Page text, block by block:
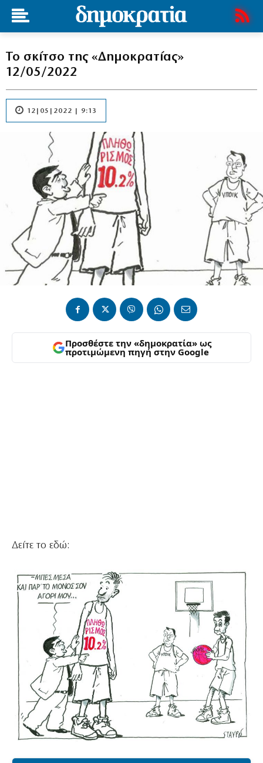
Το σκίτσο της «Δημοκρατίας»
12/05/2022
12|05|2022 | 9:13
Προσθέστε την «δημοκρατία» ως
προτιμώμενη πηγή στην Google
Δείτε το εδώ: